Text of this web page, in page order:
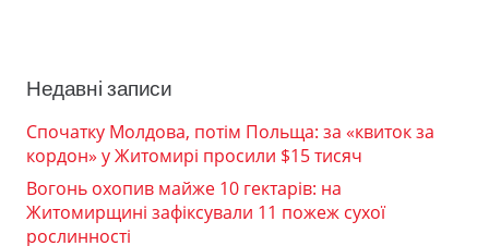
Недавні записи
Спочатку Молдова, потім Польща: за «квиток за
кордон» у Житомирі просили $15 тисяч
Вогонь охопив майже 10 гектарів: на
Житомирщині зафіксували 11 пожеж сухої
рослинності